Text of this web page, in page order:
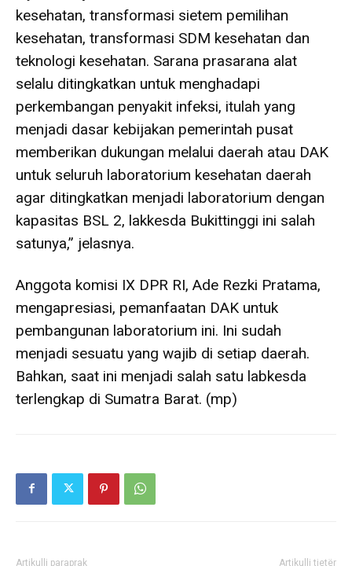
kesehatan, transformasi sietem pemilihan
kesehatan, transformasi SDM kesehatan dan
teknologi kesehatan. Sarana prasarana alat
selalu ditingkatkan untuk menghadapi
perkembangan penyakit infeksi, itulah yang
menjadi dasar kebijakan pemerintah pusat
memberikan dukungan melalui daerah atau DAK
untuk seluruh laboratorium kesehatan daerah
agar ditingkatkan menjadi laboratorium dengan
kapasitas BSL 2, lakkesda Bukittinggi ini salah
satunya,” jelasnya.
Anggota komisi IX DPR RI, Ade Rezki Pratama,
mengapresiasi, pemanfaatan DAK untuk
pembangunan laboratorium ini. Ini sudah
menjadi sesuatu yang wajib di setiap daerah.
Bahkan, saat ini menjadi salah satu labkesda
terlengkap di Sumatra Barat. (mp)
Artikulli paraprak Artikulli tjetër